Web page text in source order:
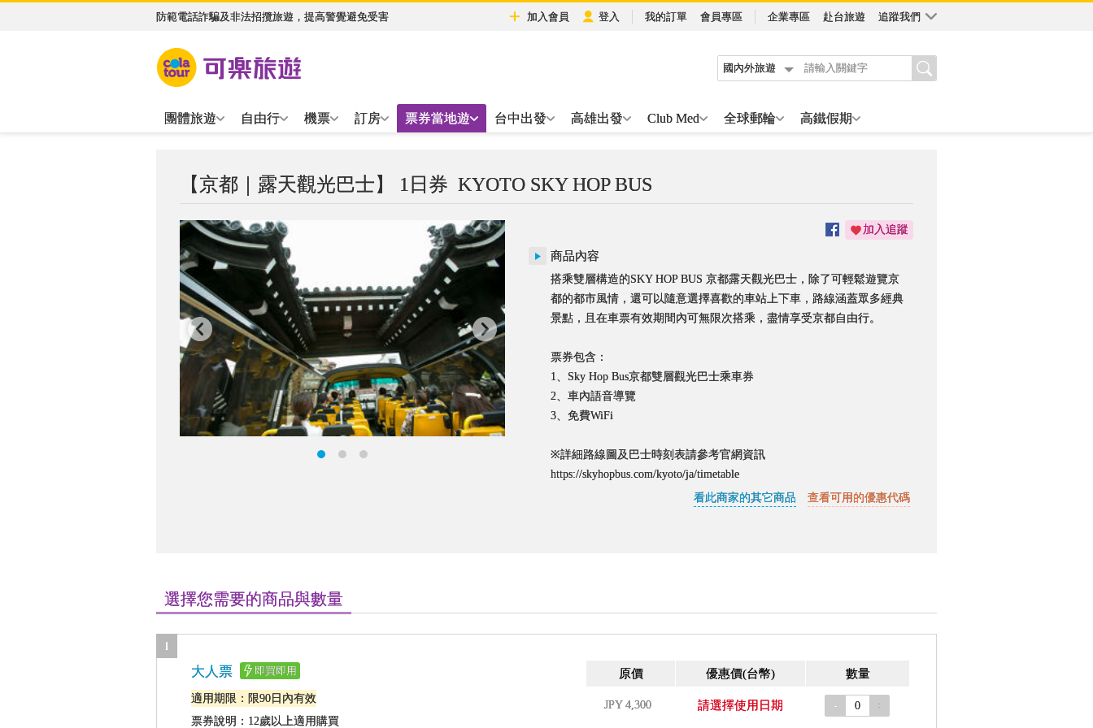
防範電話詐騙及非法招攬旅遊，提高警覺避免受害 加入會員 登入 我的訂單 會員專區 企業專區 赴台旅遊 追蹤我們
國內外旅遊
團體旅遊 自由行 機票 訂房 票券當地遊 台中出發 高雄出發 Club Med 全球郵輪 高鐵假期
【京都｜露天觀光巴士】 1日券 KYOTO SKY HOP BUS
加入追蹤
商品內容
搭乘雙層構造的SKY HOP BUS 京都露天觀光巴士，除了可輕鬆遊覽京
都的都市風情，還可以隨意選擇喜歡的車站上下車，路線涵蓋眾多經典
景點，且在車票有效期間內可無限次搭乘，盡情享受京都自由行。
票券包含：
1、Sky Hop Bus京都雙層觀光巴士乘車券
2、車內語音導覽
3、免費WiFi
※詳細路線圖及巴士時刻表請參考官網資訊
https://skyhopbus.com/kyoto/ja/timetable
看此商家的其它商品
查看可用的優惠代碼
選擇您需要的商品與數量
1
大人票 即買即用
適用期限：限90日內有效
票券說明：12歲以上適用購買
原價 優惠價(台幣) 數量
JPY 4,300 請選擇使用日期 - +